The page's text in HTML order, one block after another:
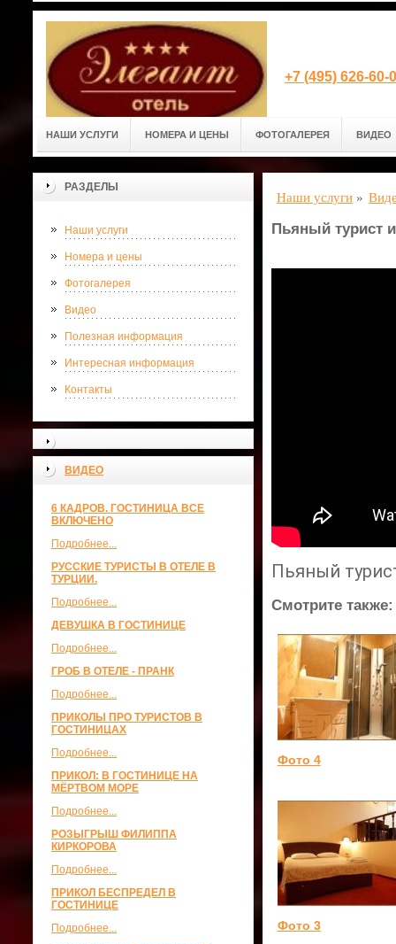
+7 (495) 626-
НАШИ УСЛУГИ НОМЕРА И ЦЕНЫ ФОТОГАЛЕРЕЯ ВИДЕО
РАЗДЕЛЫ
Наши услуги
Номера и цены
Фотогалерея
Видео
Полезная информация
Интересная информация
Контакты
ВИДЕО
6 КАДРОВ. ГОСТИНИЦА ВСЕ
ВКЛЮЧЕНО
Подробнее...
РУССКИЕ ТУРИСТЫ В ОТЕЛЕ В
ТУРЦИИ.
Подробнее...
ДЕВУШКА В ГОСТИНИЦЕ
Подробнее...
ГРОБ В ОТЕЛЕ - ПРАНК
Подробнее...
ПРИКОЛЫ ПРО ТУРИСТОВ В
ГОСТИНИЦАХ
Подробнее...
ПРИКОЛ: В ГОСТИНИЦЕ НА
МЁРТВОМ МОРЕ
Подробнее...
РОЗЫГРЫШ ФИЛИППА
КИРКОРОВА
Подробнее...
ПРИКОЛ БЕСПРЕДЕЛ В
ГОСТИНИЦЕ
Подробнее...
Наши услуги »
Пьяный турист
Пьяный
Смотрите также:
Фото 4
Фото 3